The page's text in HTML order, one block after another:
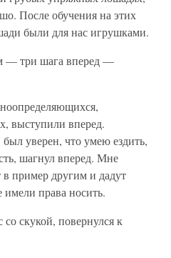
После обучения на этих
были для нас игрушками.
— три шага вперед —
выступили вперед.
уверен, что умею ездить,
шагнул вперед. Мне
в пример другим и дадут
права носить.
скукой, повернулся к